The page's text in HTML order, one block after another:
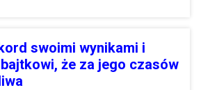
swoimi wynikami i
że za jego czasów